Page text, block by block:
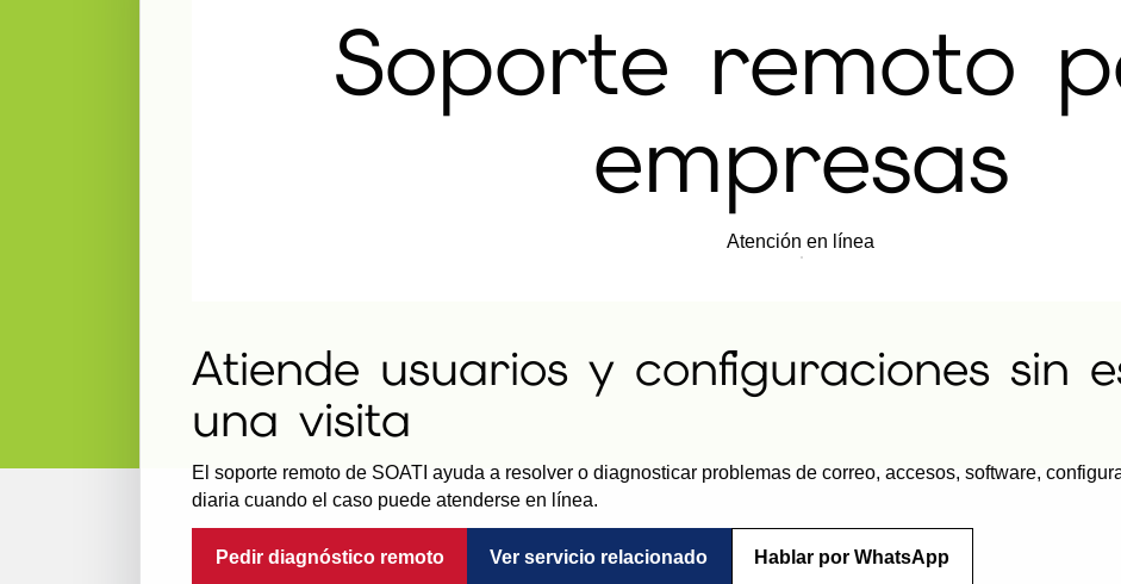
Soporte remoto
empresas
Atención en línea
Atiende usuarios y configuraciones sin
una visita
El soporte remoto de SOATI ayuda a resolver o diagnosticar problemas de correo, accesos, software,
diaria cuando el caso puede atenderse en línea.
Pedir diagnóstico remoto Ver servicio relacionado Hablar por WhatsApp